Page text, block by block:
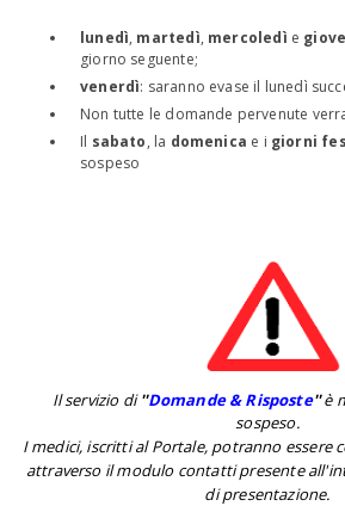
lunedì, martedì, mercoledì e
giorno seguente;
venerdì: saranno evase il lunedì
Non tutte le domande pervenute
Il sabato, la domenica e i giorni
sospeso
Il servizio di''Domande & Risposte''è
sospeso.
I medici, iscritti al Portale, potranno
attraverso il modulo contatti presente
di presentazione.